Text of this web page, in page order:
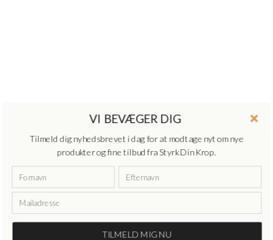
VI BEVÆGER DIG
Tilmeld dig nyhedsbrevet i dag for at modtage nyt om nye
produkter og fine tilbud fra Styrk Din Krop.
TILMELD MIG NU